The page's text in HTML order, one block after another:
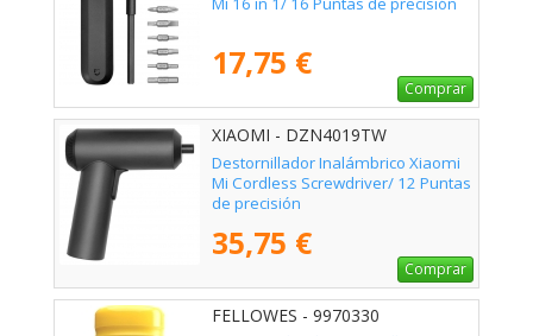
17,75 €
Comprar
XIAOMI - DZN4019TW
Destornillador Inalámbrico Xiaomi
Mi Cordless Screwdriver/ 12 Puntas
de precisión
35,75 €
Comprar
FELLOWES - 9970330